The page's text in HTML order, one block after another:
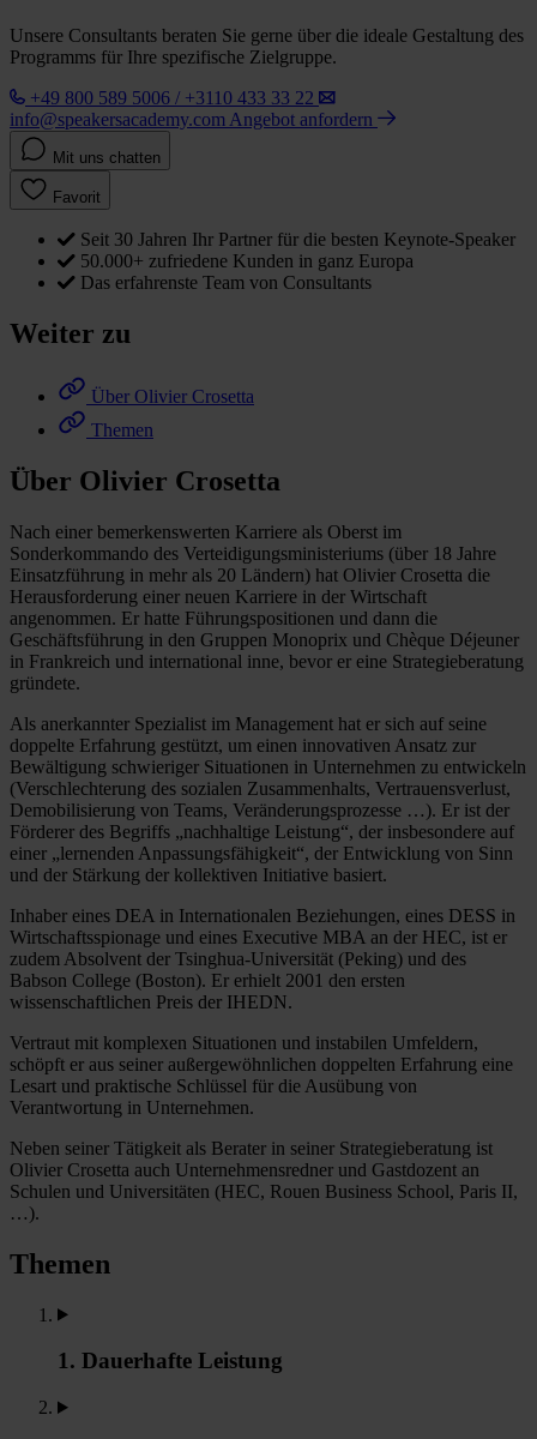
Unsere Consultants beraten Sie gerne über die ideale Gestaltung des
Programms für Ihre spezifische Zielgruppe.
+49 800 589 5006 / +3110 433 33 22
info@speakersacademy.com Angebot anfordern
Mit uns chatten
Favorit
Seit 30 Jahren Ihr Partner für die besten Keynote-Speaker
50.000+ zufriedene Kunden in ganz Europa
Das erfahrenste Team von Consultants
Weiter zu
Über Olivier Crosetta
Themen
Über Olivier Crosetta
Nach einer bemerkenswerten Karriere als Oberst im
Sonderkommando des Verteidigungsministeriums (über 18 Jahre
Einsatzführung in mehr als 20 Ländern) hat Olivier Crosetta die
Herausforderung einer neuen Karriere in der Wirtschaft
angenommen. Er hatte Führungspositionen und dann die
Geschäftsführung in den Gruppen Monoprix und Chèque Déjeuner
in Frankreich und international inne, bevor er eine Strategieberatung
gründete.
Als anerkannter Spezialist im Management hat er sich auf seine
doppelte Erfahrung gestützt, um einen innovativen Ansatz zur
Bewältigung schwieriger Situationen in Unternehmen zu entwickeln
(Verschlechterung des sozialen Zusammenhalts, Vertrauensverlust,
Demobilisierung von Teams, Veränderungsprozesse …). Er ist der
Förderer des Begriffs „nachhaltige Leistung“, der insbesondere auf
einer „lernenden Anpassungsfähigkeit“, der Entwicklung von Sinn
und der Stärkung der kollektiven Initiative basiert.
Inhaber eines DEA in Internationalen Beziehungen, eines DESS in
Wirtschaftsspionage und eines Executive MBA an der HEC, ist er
zudem Absolvent der Tsinghua-Universität (Peking) und des
Babson College (Boston). Er erhielt 2001 den ersten
wissenschaftlichen Preis der IHEDN.
Vertraut mit komplexen Situationen und instabilen Umfeldern,
schöpft er aus seiner außergewöhnlichen doppelten Erfahrung eine
Lesart und praktische Schlüssel für die Ausübung von
Verantwortung in Unternehmen.
Neben seiner Tätigkeit als Berater in seiner Strategieberatung ist
Olivier Crosetta auch Unternehmensredner und Gastdozent an
Schulen und Universitäten (HEC, Rouen Business School, Paris II,
…).
Themen
1. Dauerhafte Leistung